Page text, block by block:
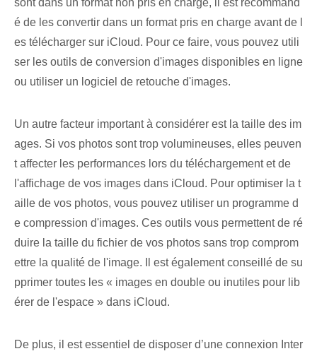
sont dans un format non pris en charge, il est recommand
é de les convertir dans un format pris en charge avant de l
es télécharger sur iCloud. Pour ce faire, vous pouvez utili
ser les outils de conversion d'images disponibles en ligne
ou utiliser un logiciel de retouche d'images.
Un autre facteur important à considérer est la taille des im
ages. Si vos photos sont trop volumineuses, elles peuven
t affecter les performances lors du téléchargement et de
l'affichage de vos images dans iCloud. Pour optimiser la t
aille de vos photos, vous pouvez utiliser un programme d
e compression d'images. Ces outils vous permettent de ré
duire la taille du fichier de vos photos sans trop comprom
ettre la qualité de l'image. Il est également conseillé de su
pprimer toutes les « images en double ou inutiles pour lib
érer de l'espace » dans iCloud.
De plus, il est essentiel de disposer d’une connexion Inter